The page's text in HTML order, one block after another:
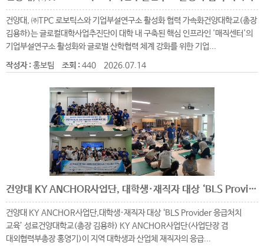
건양대, ㈜TPC 로보틱스와 기업부설연구소 활성화 협력 가속화건양대학교(총장
김용하)는 글로컬대학사업추진단이 대학 내 구축된 핵심 인프라인 '매직센터'의
기업부설연구소 활성화와 글로벌 산학협력 체계 강화를 위한 기업...
작성자 :홍보팀 조회 :440 2026.07.14
건양대 KY ANCHOR사업단, 대학생·재직자 대상 ‘BLS Provider 응급처치 교육’ 성료
건양대 KY ANCHOR사업단,대학생·재직자 대상 ‘BLS Provider 응급처치
교육’ 성료건양대학교(총장 김용하) KY ANCHOR사업단(사업단장 겸
대외협력부총장 홍영기)이 지역 대학생과 산업체 재직자의 응급...